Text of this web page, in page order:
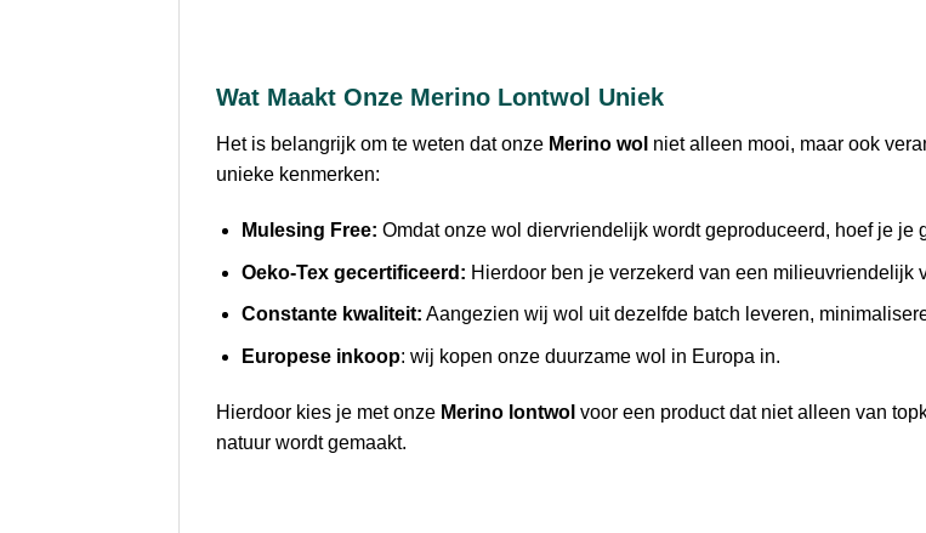
Wat Maakt Onze Merino Lontwol Uniek
Het is belangrijk om te weten dat onze Merino wol niet alleen mooi, maar ook
unieke kenmerken:
Mulesing Free: Omdat onze wol diervriendelijk wordt geproduceerd, hoef je je
Oeko-Tex gecertificeerd: Hierdoor ben je verzekerd van een milieuvriendelijk
Constante kwaliteit: Aangezien wij wol uit dezelfde batch leveren,
Europese inkoop: wij kopen onze duurzame wol in Europa in.
Hierdoor kies je met onze Merino lontwol voor een product dat niet alleen van
natuur wordt gemaakt.